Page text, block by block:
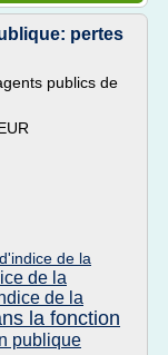
pertes
publics de
de la
de la
de la
la fonction
publique